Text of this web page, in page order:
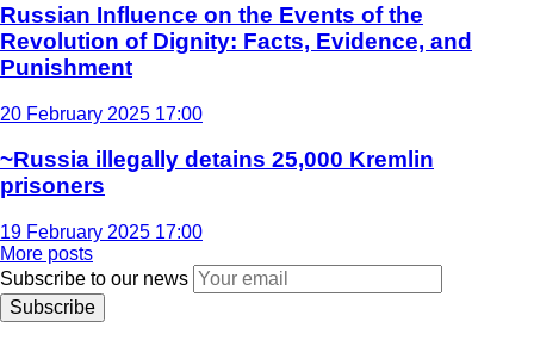
Russian Influence on the Events of the
Revolution of Dignity: Facts, Evidence, and
Punishment
20 February 2025 17:00
~Russia illegally detains 25,000 Kremlin
prisoners
19 February 2025 17:00
More posts
Subscribe to our news
Subscribe